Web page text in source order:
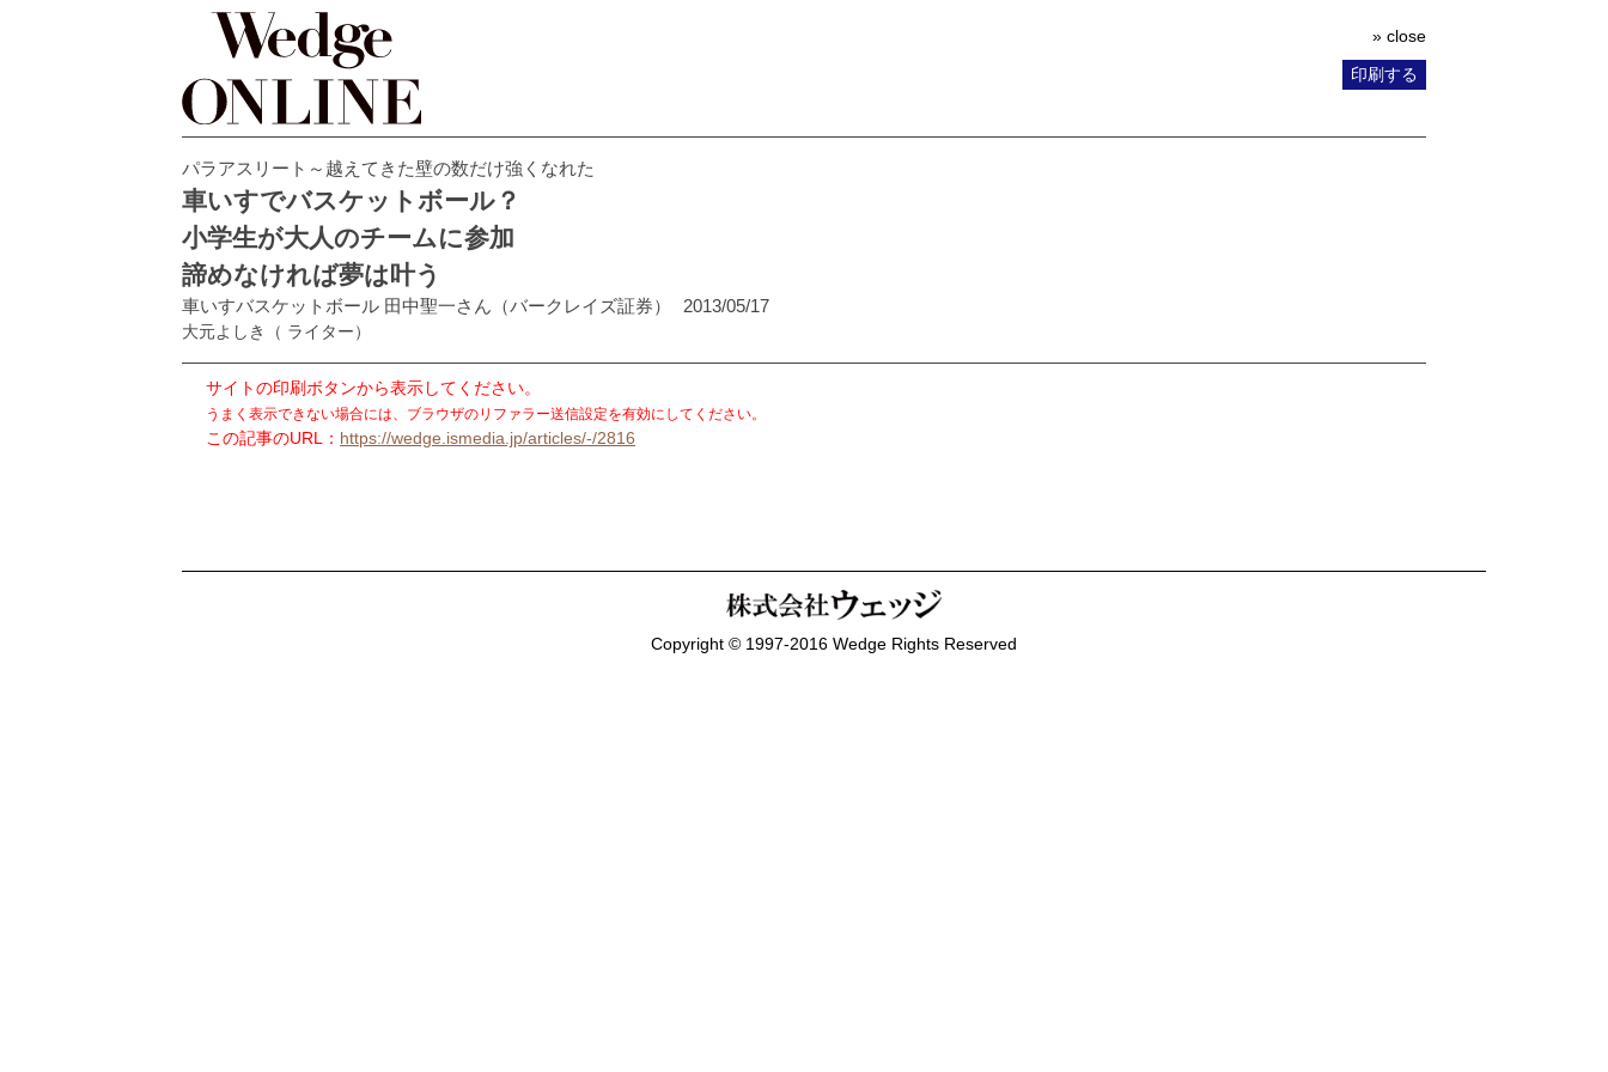
» close
印刷する
パラアスリート～越えてきた壁の数だけ強くなれた
車いすでバスケットボール？
小学生が大人のチームに参加
諦めなければ夢は叶う
車いすバスケットボール 田中聖一さん（バークレイズ証券） 2013/05/17
大元よしき （ ライター）
サイトの印刷ボタンから表示してください。
うまく表示できない場合には、ブラウザのリファラー送信設定を有効にしてください。
この記事のURL： https://wedge.ismedia.jp/articles/-/2816
Copyright © 1997-2016 Wedge Rights Reserved